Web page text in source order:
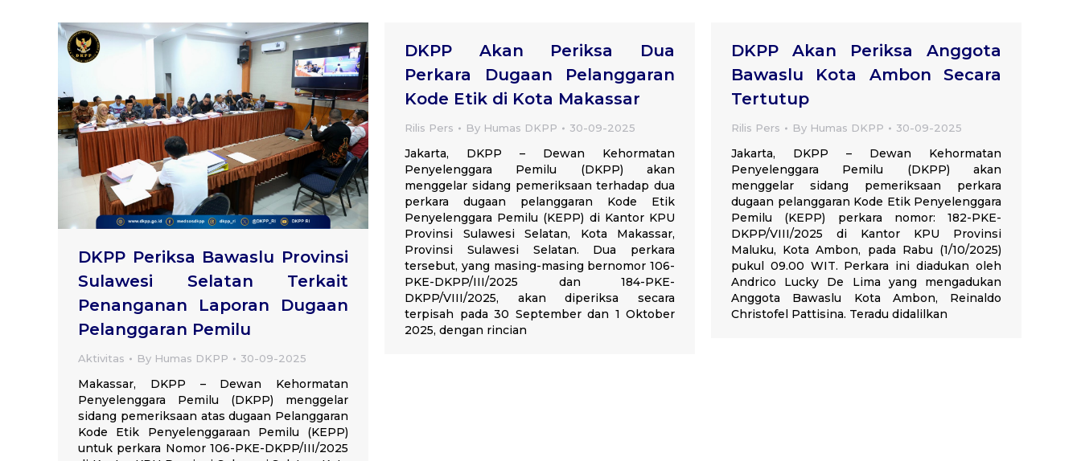
DKPP Periksa Bawaslu Provinsi
Sulawesi Selatan Terkait
Penanganan Laporan Dugaan
Pelanggaran Pemilu
Aktivitas By Humas DKPP 30-09-2025
Makassar, DKPP – Dewan Kehormatan
Penyelenggara Pemilu (DKPP) menggelar
sidang pemeriksaan atas dugaan Pelanggaran
Kode Etik Penyelenggaraan Pemilu (KEPP)
untuk perkara Nomor 106-PKE-DKPP/III/2025
DKPP Akan Periksa Dua
Perkara Dugaan Pelanggaran
Kode Etik di Kota Makassar
Rilis Pers By Humas DKPP 30-09-2025
Jakarta, DKPP – Dewan Kehormatan
Penyelenggara Pemilu (DKPP) akan
menggelar sidang pemeriksaan terhadap dua
perkara dugaan pelanggaran Kode Etik
Penyelenggara Pemilu (KEPP) di Kantor KPU
Provinsi Sulawesi Selatan, Kota Makassar,
Provinsi Sulawesi Selatan. Dua perkara
tersebut, yang masing-masing bernomor 106-
PKE-DKPP/III/2025 dan 184-PKE-
DKPP/VIII/2025, akan diperiksa secara
terpisah pada 30 September dan 1 Oktober
2025, dengan rincian
DKPP Akan Periksa Anggota
Bawaslu Kota Ambon Secara
Tertutup
Rilis Pers By Humas DKPP 30-09-2025
Jakarta, DKPP – Dewan Kehormatan
Penyelenggara Pemilu (DKPP) akan
menggelar sidang pemeriksaan perkara
dugaan pelanggaran Kode Etik Penyelenggara
Pemilu (KEPP) perkara nomor: 182-PKE-
DKPP/VIII/2025 di Kantor KPU Provinsi
Maluku, Kota Ambon, pada Rabu (1/10/2025)
pukul 09.00 WIT. Perkara ini diadukan oleh
Andrico Lucky De Lima yang mengadukan
Anggota Bawaslu Kota Ambon, Reinaldo
Christofel Pattisina. Teradu didalilkan